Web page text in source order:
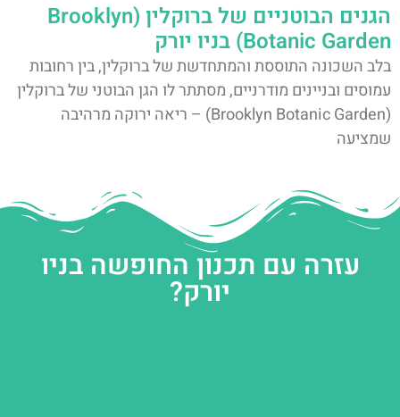
הגנים הבוטניים של ברוקלין (Brooklyn
Botanic Garden) בניו יורק
בלב השכונה התוססת והמתחדשת של ברוקלין, בין רחובות
עמוסים ובניינים מודרניים, מסתתר לו הגן הבוטני של ברוקלין
(Brooklyn Botanic Garden) – ריאה ירוקה מרהיבה
שמציעה
עזרה עם תכנון החופשה בניו
יורק?